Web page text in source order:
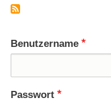
Benutzername
Passwort